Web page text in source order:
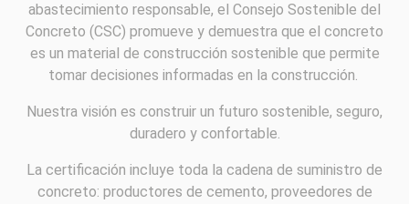
abastecimiento responsable, el Consejo Sostenible del
Concreto (CSC) promueve y demuestra que el concreto
es un material de construcción sostenible que permite
tomar decisiones informadas en la construcción.
Nuestra visión es construir un futuro sostenible, seguro,
duradero y confortable.
La certificación incluye toda la cadena de suministro de
concreto: productores de cemento, proveedores de